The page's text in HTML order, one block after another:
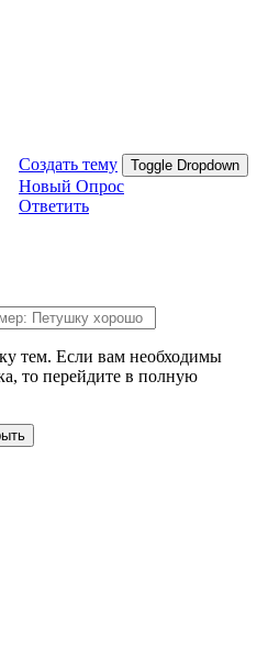
Создать тему Toggle Dropdown
Новый Опрос
Ответить
тем. Если вам необходимы
то перейдите в полную